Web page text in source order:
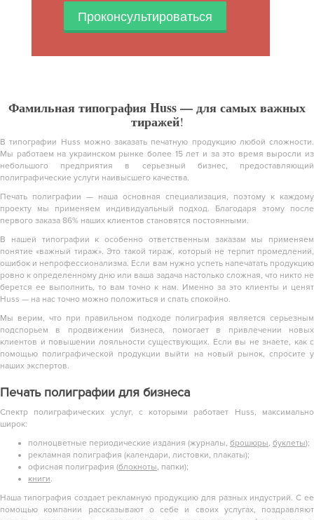
Проконсультироваться
Фамильная типография Huss — для самых важных
тиражей!
В типографии Huss можно заказать печатную продукцию любой сложности.
Мы работаем на украинском рынке более 15 лет и за это время выросли из
небольшого предприятия в серьезный бизнес, предоставляющий
полиграфические услуги наивысшего качества.
Печать полиграфии — наша основная специализация, поэтому к каждому
проекту мы применяем индивидуальный подход. Благодаря этому после
первого заказа 86% наших клиентов становятся постоянными.
В нашей типографии к особенно ответственным заказам мы применяем
понятие «важный тираж». Это такой тираж, который не терпит промедлений,
ошибок и непрофессионализма. Если вам нужно успеть напечатать продукцию
ровно к определенному дню или ваша задача настолько сложная, что никто не
берется ее выполнить, то вам точно к нам. Именно за это клиенты и ценят
Huss — на нас точно можно положиться и спать спокойно.
Мы верим, что при правильном подходе полиграфия является серьезным
подспорьем в продвижении бизнеса, помогает в привлечении новых
клиентов и повышении лояльности существующих. Если вы не знаете, как с
помощью полиграфической продукции выйти на новый рынок, спросите у
наших экспертов.
Печать полиграфии для бизнеса
Спектр полиграфических услуг, с которыми работает Huss, максимально
широк:
полноцветные периодические издания (журналы, брошюры, буклеты);
рекламная полиграфия (календари, листовки, плакаты);
офисная полиграфия (блокноты, папки);
книги.
Наша типография создает рекламную продукцию для разных индустрий. С ее
помощью компании рассказывают о себе и своих услугах, поздравляют